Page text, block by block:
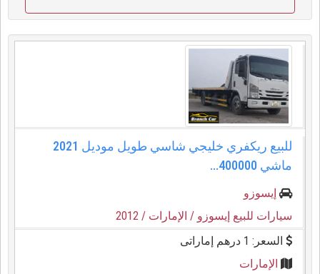
للبيع ريكفري خليجي شاسي طويل موديل 2021
ماشي 400000...
إيسوزو
سيارات للبيع إيسوزو / الإمارات / 2012
السعر: 1 درهم إماراتى
الإمارات